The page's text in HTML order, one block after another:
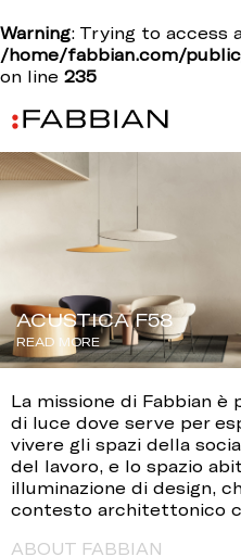
Warning: Trying to access
/home/fabbian.com/
on line 235
ACUSTICA F58
READ MORE
La missione di Fabbian
di luce dove serve per
vivere gli spazi della
del lavoro, e lo spazio
illuminazione di design,
contesto architettonico
ABOUT FABBIAN